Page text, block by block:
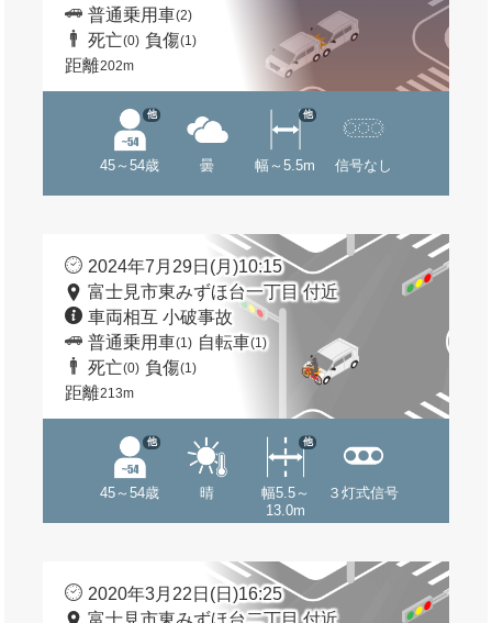
普通乗用車(2)
死亡(0) 負傷(1)
距離202m
45～54歳
他
曇 幅～5.5m
他
信号なし
2024年7月29日(月)10:15
富士見市東みずほ台一丁目 付近
車両相互 小破事故
普通乗用車(1) 自転車(1)
死亡(0) 負傷(1)
距離213m
45～54歳
他
晴
幅5.5～
13.0m
他
３灯式信号
2020年3月22日(日)16:25
富士見市東みずほ台二丁目 付近